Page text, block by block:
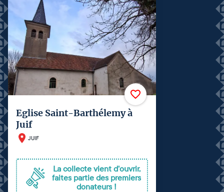
Eglise Saint-Barthélemy à
Juif
JUIF
La collecte vient d'ouvrir,
faites partie des premiers
donateurs !